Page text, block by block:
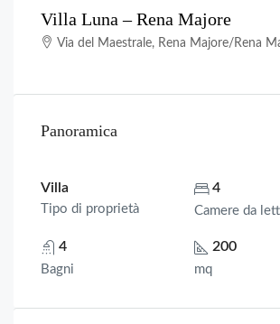
Villa Luna – Rena Majore
Via del Maestrale, Rena Majore/Rena Majori, Aglientu, Sassari,
Panoramica
Villa
Tipo di proprietà
4
Camere da
4
Bagni
200
mq